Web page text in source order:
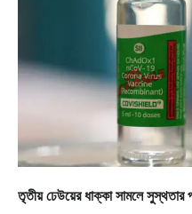
তৃতীয় ঢেউয়ের ধাক্কা সামলে সুস্থতার